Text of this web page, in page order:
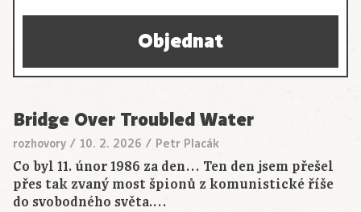
Objednat
Bridge Over Troubled Water
rozhovory / 10. 2. 2026 / Petr Placák
Co byl 11. únor 1986 za den… Ten den jsem přešel
přes tak zvaný most špionů z komunistické říše
do svobodného světa.…